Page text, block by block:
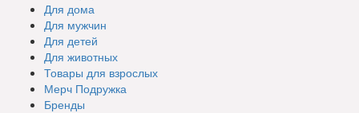
Для дома
Для мужчин
Для детей
Для животных
Товары для взрослых
Мерч Подружка
Бренды